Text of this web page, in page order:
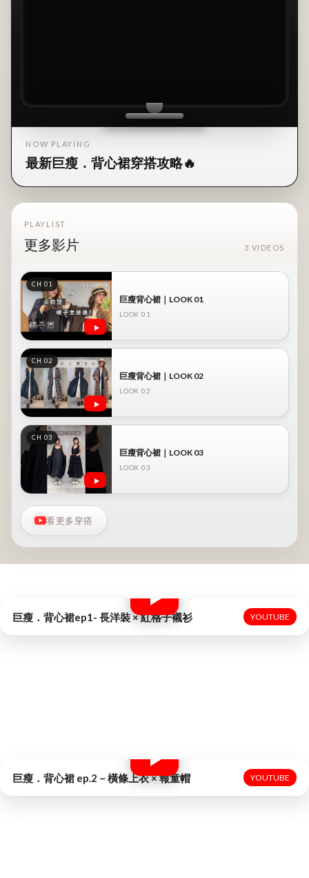
NOW PLAYING
最新巨瘦．背心裙穿搭攻略🔥
PLAYLIST
更多影片 3 VIDEOS
CH 01
巨瘦背心裙｜LOOK 01
LOOK 01
CH 02
巨瘦背心裙｜LOOK 02
LOOK 02
CH 03
巨瘦背心裙｜LOOK 03
LOOK 03
看更多穿搭
巨瘦．背心裙ep1- 長洋裝 × 紅格子襯衫 YOUTUBE
巨瘦．背心裙 ep.2－橫條上衣 × 報童帽 YOUTUBE